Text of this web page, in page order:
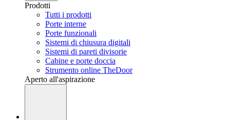
Prodotti
Tutti i prodotti
Porte interne
Porte funzionali
Sistemi di chiusura digitali
Sistemi di pareti divisorie
Cabine e porte doccia
Strumento online TheDoor
Aperto all'aspirazione